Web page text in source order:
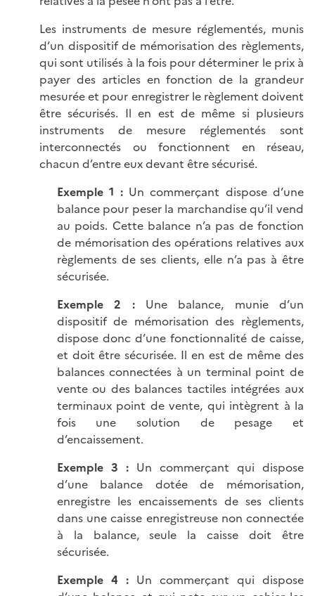
Les instruments de mesure réglementés, munis
d’un dispositif de mémorisation des règlements,
qui sont utilisés à la fois pour déterminer le prix à
payer des articles en fonction de la grandeur
mesurée et pour enregistrer le règlement doivent
être sécurisés. Il en est de même si plusieurs
instruments de mesure réglementés sont
interconnectés ou fonctionnent en réseau,
chacun d’entre eux devant être sécurisé.
Exemple 1 :Un commerçant dispose d’une
balance pour peser la marchandise qu’il vend
au poids. Cette balance n’a pas de fonction
de mémorisation des opérations relatives aux
règlements de ses clients, elle n’a pas à être
sécurisée.
Exemple 2 :Une balance, munie d’un
dispositif de mémorisation des règlements,
dispose donc d’une fonctionnalité de caisse,
et doit être sécurisée. Il en est de même des
balances connectées à un terminal point de
vente ou des balances tactiles intégrées aux
terminaux point de vente, qui intègrent à la
fois une solution de pesage et
d’encaissement.
Exemple 3 :Un commerçant qui dispose
d’une balance dotée de mémorisation,
enregistre les encaissements de ses clients
dans une caisse enregistreuse non connectée
à la balance, seule la caisse doit être
sécurisée.
Exemple 4 :Un commerçant qui dispose